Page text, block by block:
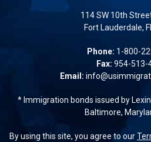
114 SW 10th
Fort Lauderdale,
Phone: 1-800-
Fax: 954-513-
Email:
* Immigration bonds issued by
Baltimore,
By using this site, you agree to our